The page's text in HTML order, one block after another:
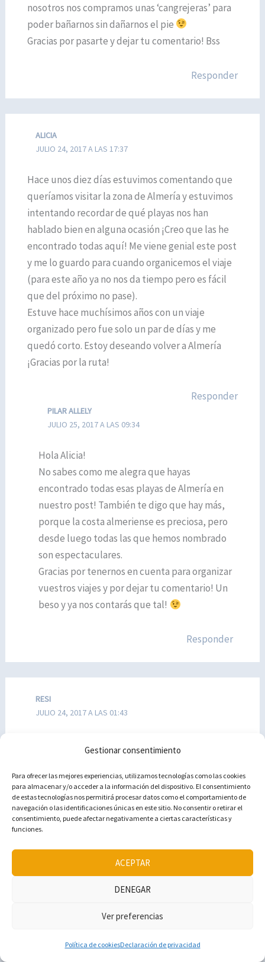
Gestionar consentimiento
Para ofrecer las mejores experiencias, utilizamos tecnologías como las cookies
para almacenar y/o acceder a la información del dispositivo. El consentimiento
de estas tecnologías nos permitirá procesar datos como el comportamiento de
navegación o las identificaciones únicas en este sitio. No consentir o retirar el
consentimiento, puede afectar negativamente a ciertas características y
funciones.
ACEPTAR
DENEGAR
Ver preferencias
Política de cookiesDeclaración de privacidad
nosotros nos compramos unas ‘cangrejeras’ para
poder bañarnos sin dañarnos el pie
Gracias por pasarte y dejar tu comentario! Bss
Responder
ALICIA
JULIO 24, 2017 A LAS 17:37
Hace unos diez días estuvimos comentando que
queríamos visitar la zona de Almería y estuvimos
intentando recordar de qué playas nos han
hablado bien en alguna ocasión ¡Creo que las he
encontrado todas aquí! Me viene genial este post
y me lo guardo para cuando organicemos el viaje
(para este año ya no nos da tiempo pero es fácil
que del próximo no pase).
Estuve hace muchísimos años con un viaje
organizado pero fue solo un par de días y me
quedó corto. Estoy deseando volver a Almería
¡Gracias por la ruta!
Responder
PILAR ALLELY
JULIO 25, 2017 A LAS 09:34
Hola Alicia!
No sabes como me alegra que hayas
encontrado todas esas playas de Almería en
nuestro post! También te digo que hay más,
porque la costa almeriense es preciosa, pero
desde luego todas las que hemos nombrado
son espectaculares.
Gracias por tenernos en cuenta para organizar
vuestros viajes y por dejar tu comentario! Un
beso y ya nos contarás que tal!
Responder
RESI
JULIO 24, 2017 A LAS 01:43
el recorrido ya marcado hace que no se nos pase
nada interesante por ver, que de Almería no tenía
ni idea!!! me ha llamado especialmente la
atención Níjar y su barrio árabe, por las fotos
habían rodado películas en Albaricoque.. que ya
con el nombre, llama mucho la atención! una
pasada de recorrido, fascinante!
PILAR ALLELY